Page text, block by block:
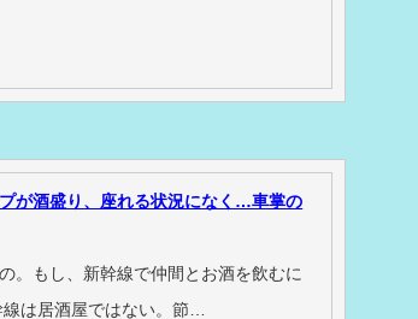
が酒盛り、座れる状況になく…車掌の
。もし、新幹線で仲間とお酒を飲むに
は居酒屋ではない。節…